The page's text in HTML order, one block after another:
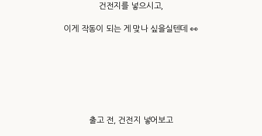
건전지를 넣으시고,
이게 작동이 되는 게 맞나 싶을실텐데 👀
출고 전, 건전지 넣어보고